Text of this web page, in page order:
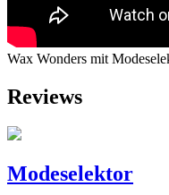
Wax Wonders mit
Reviews
Modeselektor